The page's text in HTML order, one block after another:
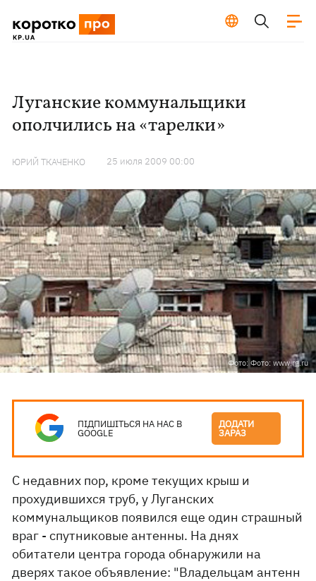
Луганские коммунальщики
ополчились на «тарелки»
ЮРИЙ ТКАЧЕНКО 25 июля 2009 00:00
Фото: Фото: www.rg.ru
ПІДПИШІТЬСЯ НА НАС В
GOOGLE
ДОДАТИ
ЗАРАЗ
С недавних пор, кроме текущих крыш и
прохудившихся труб, у Луганских
коммунальщиков появился еще один страшный
враг - спутниковые антенны. На днях
обитатели центра города обнаружили на
дверях такое объявление: "Владельцам антенн